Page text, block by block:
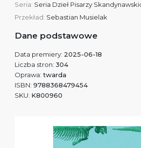
Seria: Seria Dzieł Pisarzy
Przekład: Sebastian Musielak
Dane podstawowe
Data premiery: 2025-06-18
Liczba stron: 304
Oprawa: twarda
ISBN: 9788368479454
SKU: K800960